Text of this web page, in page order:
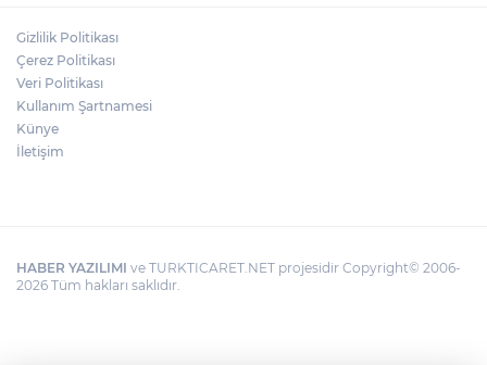
Gizlilik Politikası
Çerez Politikası
Veri Politikası
Kullanım Şartnamesi
Künye
İletişim
HABER YAZILIMI ve TURKTICARET.NET projesidir Copyright© 2006-
2026 Tüm hakları saklıdır.